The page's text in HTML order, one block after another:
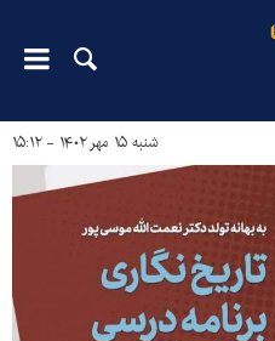
شنبه ۱۵ مهر ۱۴۰۲ - ۱۵:۱۲